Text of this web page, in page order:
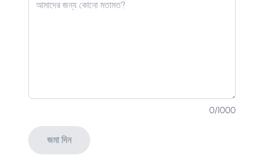
0/1000
জমা দিন